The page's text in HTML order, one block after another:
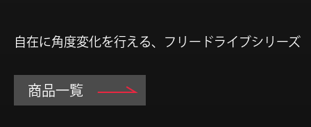
自在に角度変化を行える、フリードライブシリーズ
商品一覧